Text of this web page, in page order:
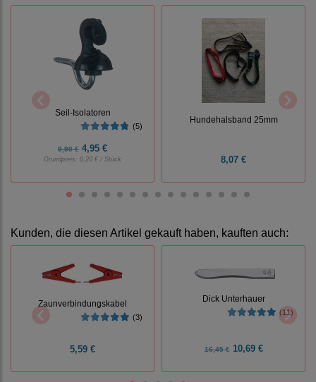
Seil-Isolatoren
(5)
9,90 € 4,95 €
Grundpreis: 0,20 € / Stück
Hundehalsband 25mm
8,07 €
Kunden, die diesen Artikel gekauft haben, kauften auch:
Zaunverbindungskabel
(3)
5,59 €
Dick Unterhauer
(11)
16,45 €10,69 €